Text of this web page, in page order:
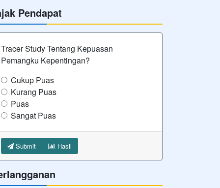
Pendapat
Tracer Study Tentang Kepuasan
Pemangku Kepentingan?
Cukup Puas
Kurang Puas
Puas
Sangat Puas
Submit Hasil